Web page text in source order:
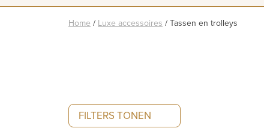
Home / Luxe accessoires / Tassen en trolleys
FILTERS TONEN